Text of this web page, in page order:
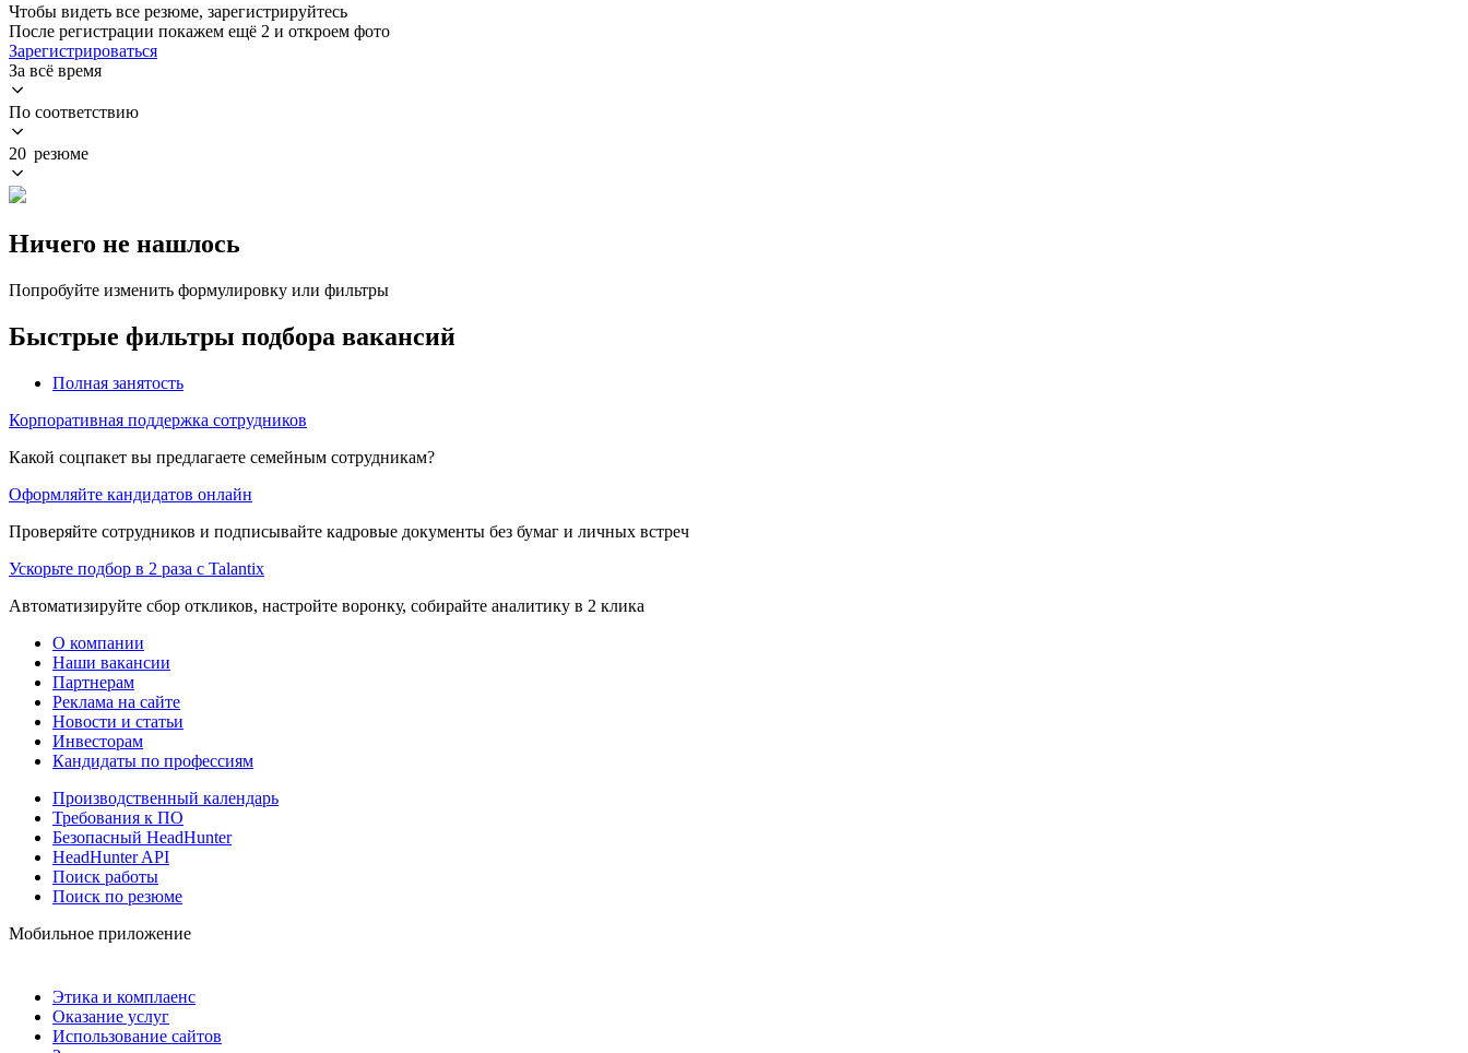
Чтобы видеть все резюме, зарегистрируйтесь
После регистрации покажем ещё 2 и откроем фото
Зарегистрироваться
За всё время
По соответствию
20 резюме
Ничего не нашлось
Попробуйте изменить формулировку или фильтры
Быстрые фильтры подбора вакансий
Полная занятость
Корпоративная поддержка сотрудников
Какой соцпакет вы предлагаете семейным сотрудникам?
Оформляйте кандидатов онлайн
Проверяйте сотрудников и подписывайте кадровые документы без бумаг и личных встреч
Ускорьте подбор в 2 раза с Talantix
Автоматизируйте сбор откликов, настройте воронку, собирайте аналитику в 2 клика
О компании
Наши вакансии
Партнерам
Реклама на сайте
Новости и статьи
Инвесторам
Кандидаты по профессиям
Производственный календарь
Требования к ПО
Безопасный HeadHunter
HeadHunter API
Поиск работы
Поиск по резюме
Мобильное приложение
Этика и комплаенс
Оказание услуг
Использование сайтов